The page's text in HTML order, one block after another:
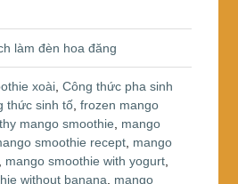
e
st
làm đèn hoa đăng
xoài ,Công thức pha sinh
thức sinh tố ,frozen mango
mango smoothie
mango
smoothie recept mango
mango smoothie with yogurt,
without banana
mango